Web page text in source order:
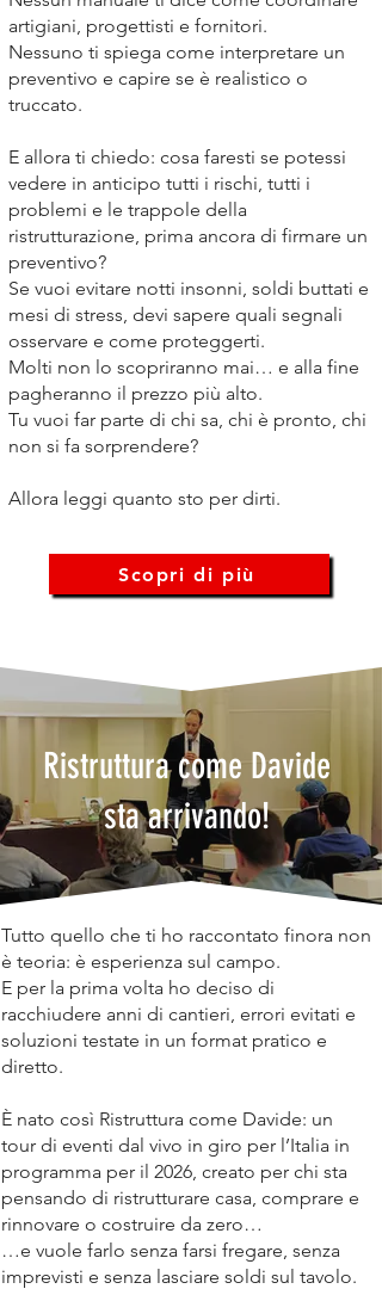
artigiani, progettisti e fornitori.
Nessuno ti spiega come interpretare un
preventivo e capire se è realistico o
truccato.
E allora ti chiedo: cosa faresti se potessi
vedere in anticipo tutti i rischi, tutti i
problemi e le trappole della
ristrutturazione, prima ancora di firmare un
preventivo?
Se vuoi evitare notti insonni, soldi buttati e
mesi di stress, devi sapere quali segnali
osservare e come proteggerti.
Molti non lo scopriranno mai… e alla fine
pagheranno il prezzo più alto.
Tu vuoi far parte di chi sa, chi è pronto, chi
non si fa sorprendere?
Allora leggi quanto sto per dirti.
Scopri di più
Ristruttura come Davide
sta arrivando!
Tutto quello che ti ho raccontato finora non
è teoria: è esperienza sul campo.
E per la prima volta ho deciso di
racchiudere anni di cantieri, errori evitati e
soluzioni testate in un format pratico e
diretto.
È nato così Ristruttura come Davide: un
tour di eventi dal vivo in giro per l’Italia in
programma per il 2026, creato per chi sta
pensando di ristrutturare casa, comprare e
rinnovare o costruire da zero…
…e vuole farlo senza farsi fregare, senza
imprevisti e senza lasciare soldi sul tavolo.